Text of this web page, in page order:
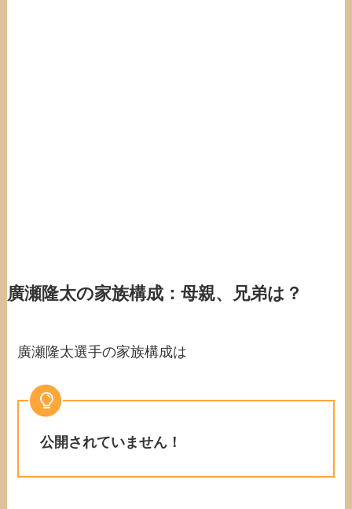
廣瀬隆太の家族構成：母親、兄弟は？
廣瀬隆太選手の家族構成は
公開されていません！